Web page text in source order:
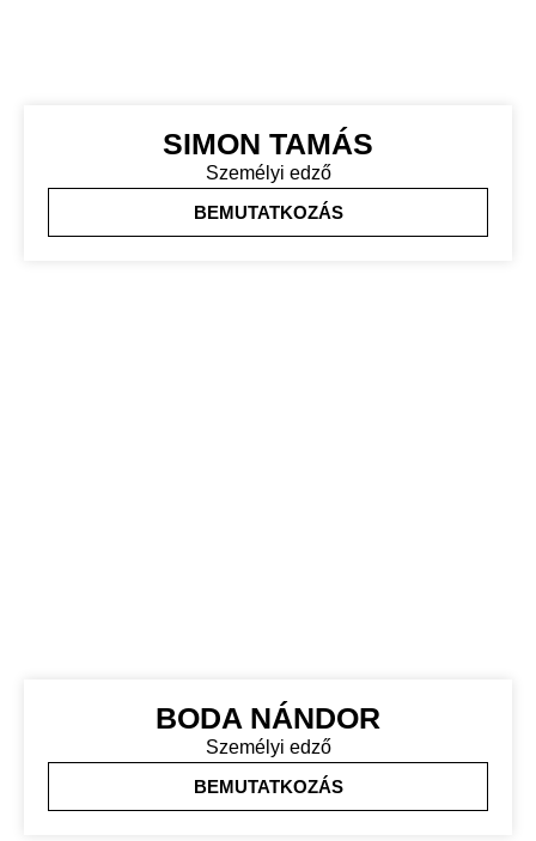
SIMON TAMÁS
Személyi edző
BEMUTATKOZÁS
BODA NÁNDOR
Személyi edző
BEMUTATKOZÁS